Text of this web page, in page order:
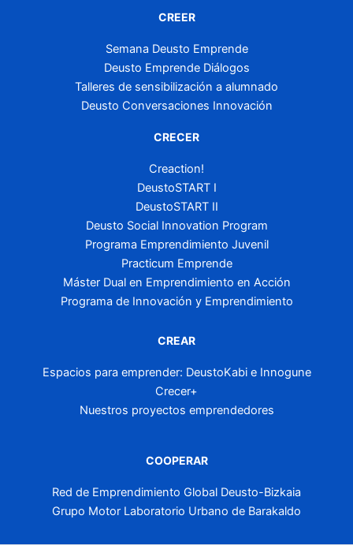
CREER
Semana Deusto Emprende
Deusto Emprende Diálogos
Talleres de sensibilización a alumnado
Deusto Conversaciones Innovación
CRECER
Creaction!
DeustoSTART I
DeustoSTART II
Deusto Social Innovation Program
Programa Emprendimiento Juvenil
Practicum Emprende
Máster Dual en Emprendimiento en Acción
Programa de Innovación y Emprendimiento
CREAR
Espacios para emprender: DeustoKabi e Innogune
Crecer+
Nuestros proyectos emprendedores
COOPERAR
Red de Emprendimiento Global Deusto-Bizkaia
Grupo Motor Laboratorio Urbano de Barakaldo